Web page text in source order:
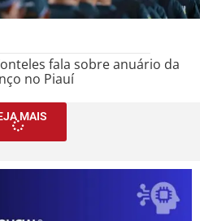
fala sobre anuário da
no Piauí
MAIS